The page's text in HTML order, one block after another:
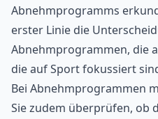
Abnehmprogramms
erster Linie die
Abnehmprogrammen, die
die auf Sport fokussiert
Bei Abnehmprogrammen
Sie zudem überprüfen, ob